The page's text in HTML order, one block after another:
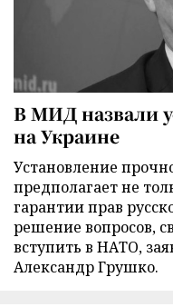
В МИД назвали
на Украине
Установление
предполагает не
гарантии прав
решение вопросов,
вступить в НАТО,
Александр Грушко.